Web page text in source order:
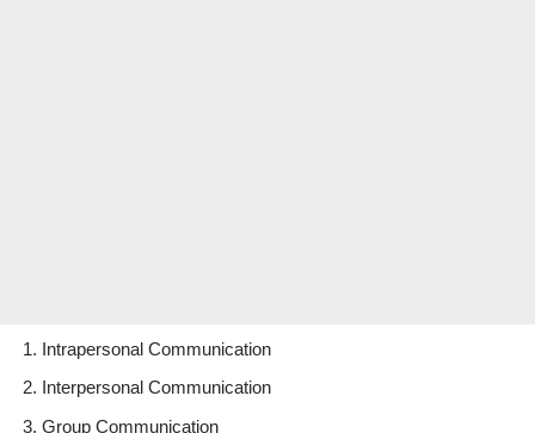
Intrapersonal Communication
Interpersonal Communication
Group Communication